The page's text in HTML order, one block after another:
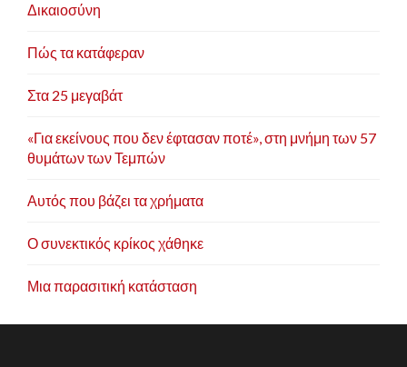
Δικαιοσύνη
Πώς τα κατάφεραν
Στα 25 μεγαβάτ
«Για εκείνους που δεν έφτασαν ποτέ», στη μνήμη των 57
θυμάτων των Τεμπών
Αυτός που βάζει τα χρήματα
Ο συνεκτικός κρίκος χάθηκε
Μια παρασιτική κατάσταση